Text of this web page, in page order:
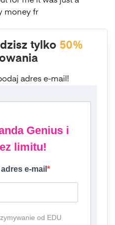
money fr
tylko 50%
adres e-mail!
Genius i
limitu!
e-mail
od EDU